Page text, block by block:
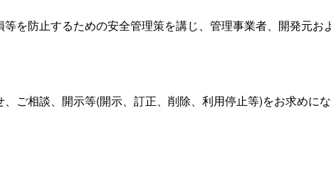
を防止するための安全管理策を講じ、管理事業者、開発元
ご相談、開示等(開示、訂正、削除、利用停止等)をお求めに